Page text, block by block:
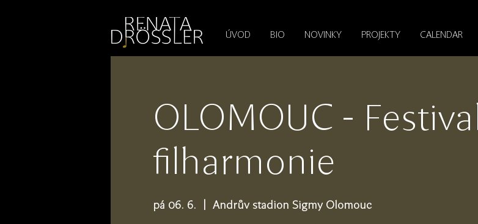
ÚVOD BIO NOVINKY PROJEKTY CALENDAR
OLOMOUC - Festival
filharmonie
pá 06. 6. Andrův stadion Sigmy Olomouc